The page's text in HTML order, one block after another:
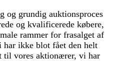
og grundig auktionsproces
og kvalificerede købere,
rammer for frasalget af
har ikke blot fået den helt
til vores aktionærer, vi har